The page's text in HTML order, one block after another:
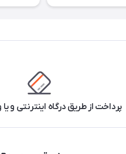
پرداخت از طریق درگاه اینترنتی و یا